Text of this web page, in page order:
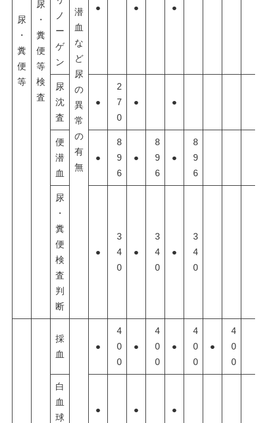
尿
・
糞
便
等
尿
・
糞
便
等
検
査
潜
血
な
ど
尿
の
異
常
の
有
無
ノ
ー
ゲ
ン
● ● ●
尿
沈
査
●
2
7
0
● ●
便
潜
血
●
8
9
6
●
8
9
6
●
8
9
6
尿
・
糞
便
検
査
判
断
●
3
4
0
●
3
4
0
●
3
4
0
採
血
●
4
0
0
●
4
0
0
●
4
0
0
●
4
0
0
白
血
球
● ● ●